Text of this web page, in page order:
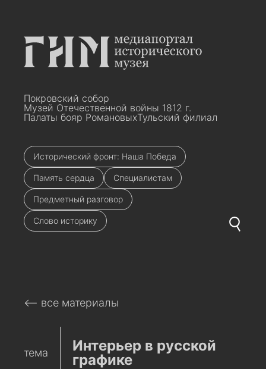
Покровский собор
Музей Отечественной войны 1812 г.
Палаты бояр РомановыхТульский филиал
Исторический фронт: Наша Победа
Память сердца Специалистам
Предметный разговор
Слово историку
⟵ все материалы
тема
Интерьер в русской
графике